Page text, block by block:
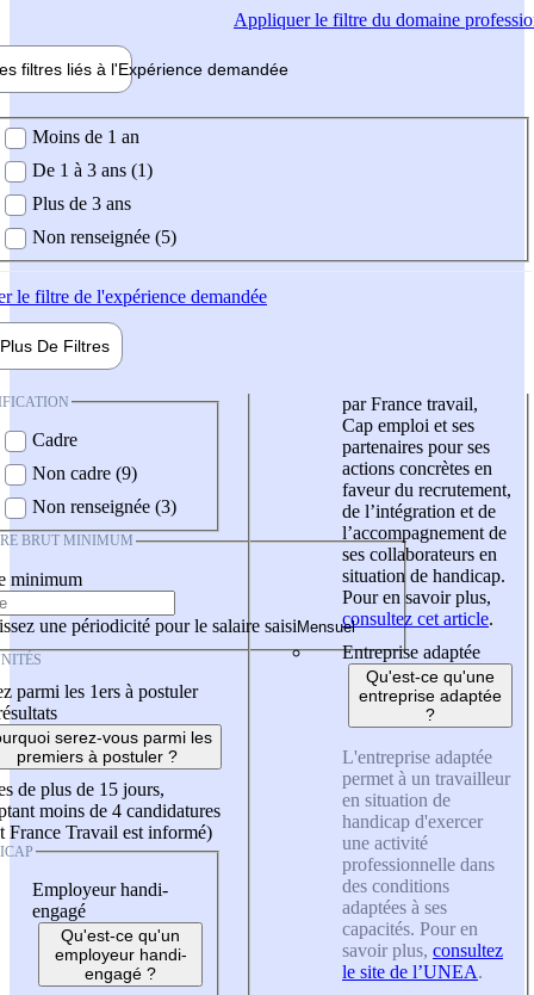
Appliquerle filtre du domaine
filtres liés à l'Expérience demandée
demandée
Moins de 1 an
De 1 à 3 ans (1)
Plus de 3 ans
Non renseignée (5)
le filtre de l'expérience demandée
Plus De Filtres
Cadre
Non cadre (9)
Non renseignée (3)
BRUT MINIMUM
minimum
une périodicité pour le salaire saisi
parmi les 1ers à postuler
serez-vous parmi les
premiers à postuler ?
de plus de 15 jours,
moins de 4 candidatures
France Travail est informé)
Employeur handi-
engagé
Qu'est-ce qu'un
employeur handi-
engagé ?
par France travail,
Cap emploi et ses
partenaires pour ses
actions concrètes en
faveur du recrutement,
de l’intégration et de
l’accompagnement de
ses collaborateurs en
situation de handicap.
Pour en savoir plus,
consultez cet article.
Entreprise adaptée
Qu'est-ce qu'une
entreprise adaptée
?
L'entreprise adaptée
permet à un travailleur
en situation de
handicap d'exercer
une activité
professionnelle dans
des conditions
adaptées à ses
capacités. Pour en
savoir plus, consultez
le site de l’UNEA.